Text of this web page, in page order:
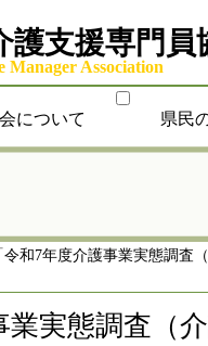
護支援専門員
Manager Association
について 県民
令和7年度介護事業実態調査
業実態調査（